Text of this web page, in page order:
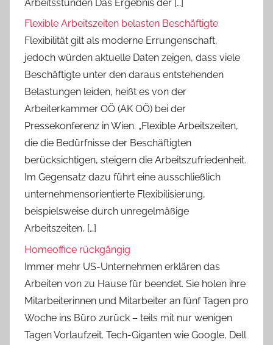
Arbeitsstunden Das Ergebnis der […]
Flexible Arbeitszeiten belasten Beschäftigte
Flexibilität gilt als moderne Errungenschaft,
jedoch würden aktuelle Daten zeigen, dass viele
Beschäftigte unter den daraus entstehenden
Belastungen leiden, heißt es von der
Arbeiterkammer OÖ (AK OÖ) bei der
Pressekonferenz in Wien. „Flexible Arbeitszeiten,
die die Bedürfnisse der Beschäftigten
berücksichtigen, steigern die Arbeitszufriedenheit.
Im Gegensatz dazu führt eine ausschließlich
unternehmensorientierte Flexibilisierung,
beispielsweise durch unregelmäßige
Arbeitszeiten, […]
Homeoffice rückgängig
Immer mehr US-Unternehmen erklären das
Arbeiten von zu Hause für beendet. Sie holen ihre
Mitarbeiterinnen und Mitarbeiter an fünf Tagen pro
Woche ins Büro zurück – teils mit nur wenigen
Tagen Vorlaufzeit. Tech-Giganten wie Google, Dell